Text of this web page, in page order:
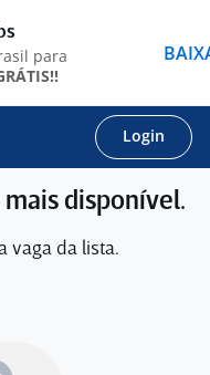
Login
mais disponível.
vaga da lista.
para